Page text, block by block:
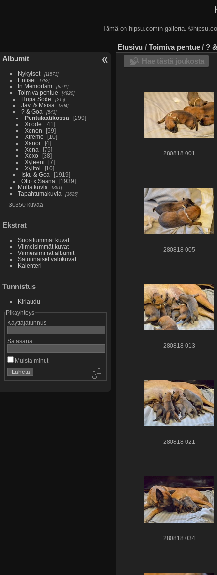
Tämä on hipsu.comin galleria.
Albumit
Nykyiset 11571
Entiset 782
In Memoriam 8591
Toimiva pentue 4920
Hupa Sode 215
Javi & Maisa 304
? & Goa 543
Pentulaatikossa
299
Xcode
41
Xenon
59
Xtreme
10
Xanor
4
Xena
75
Xoxo
38
Xyleeni
7
Xylitol
10
Isku & Goa
1919
Otto x Saana
1939
Muita kuvia
861
Tapahtumakuvia 3625
30350 kuvaa
Ekstrat
Suosituimmat kuvat
Viimeisimmät kuvat
Viimeisimmät albumit
Satunnaiset valokuvat
Kalenteri
Tunnistus
Kirjaudu
Pikayhteys
Käyttäjätunnus
Salasana
Muista minut
Etusivu / Toimiva pentue / ?
Hae tästä joukosta
280818 001
280818 005
280818 013
280818 021
280818 034